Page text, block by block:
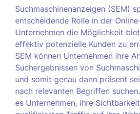
Suchmaschinenanzeigen (SEM)
entscheidende Rolle in der
Unternehmen die Möglichkeit
effektiv potenzielle Kunden zu
SEM können Unternehmen ihre
Suchergebnissen von
und somit genau dann präsent
nach relevanten Begriffen
es Unternehmen, ihre